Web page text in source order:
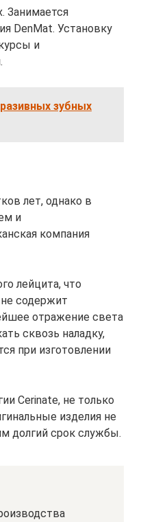
Занимается
DenMat. Установку
и
зубных
лет, однако в
и
компания
лейцита, что
содержит
отражение света
сквозь наладку,
при изготовлении
Cerinate, не только
изделия не
долгий срок службы.